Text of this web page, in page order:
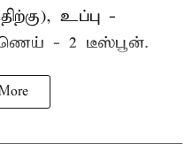
உப்பு -
- 2 டீஸ்பூன்.